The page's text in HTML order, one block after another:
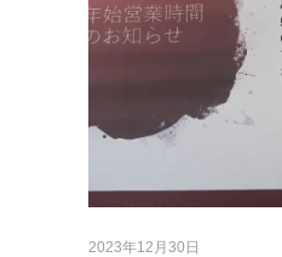
2023年12月30日